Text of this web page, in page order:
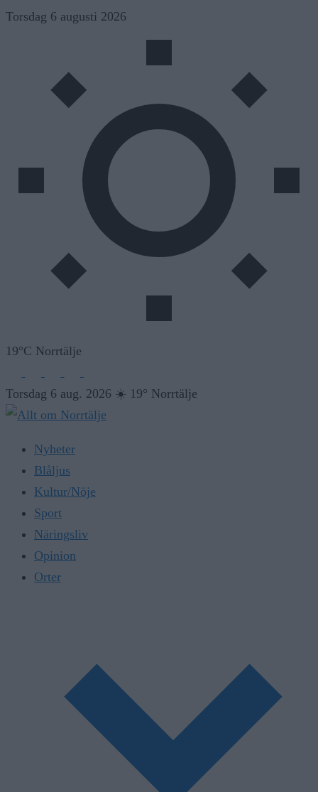
Skip
Torsdag 6 augusti 2026
19°C Norrtälje
Torsdag 6 aug. 2026 ☀️ 19° Norrtälje
Nyheter
Blåljus
Kultur/Nöje
Sport
Näringsliv
Opinion
Orter